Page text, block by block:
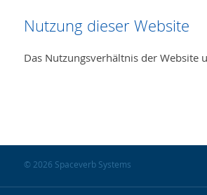
Nutzung dieser Website
Das Nutzungsverhältnis der Website
© 2026 Spaceverb Systems